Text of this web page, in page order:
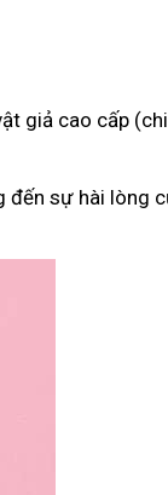
giả cao cấp
đến sự hài lòng